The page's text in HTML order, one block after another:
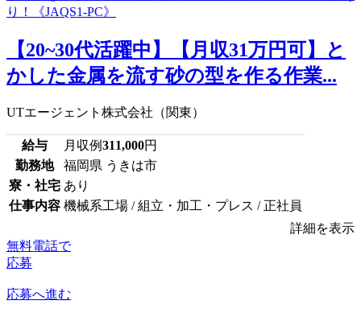
【20~30代活躍中】【月収31万円可】と
かした金属を流す砂の型を作る作業...
UTエージェント株式会社（関東）
給与 月収例311,000円
勤務地
福岡県 うきは市
寮・社宅 あり
仕事内容 機械系工場 / 組立・加工・プレス / 正社員
詳細を表示
無料電話で
応募
応募へ進む